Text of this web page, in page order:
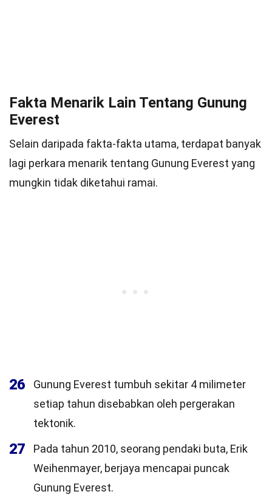
Fakta Menarik Lain Tentang Gunung
Everest
Selain daripada fakta-fakta utama, terdapat banyak
lagi perkara menarik tentang Gunung Everest yang
mungkin tidak diketahui ramai.
26
Gunung Everest tumbuh sekitar 4 milimeter
setiap tahun disebabkan oleh pergerakan
tektonik.
27
Pada tahun 2010, seorang pendaki buta, Erik
Weihenmayer, berjaya mencapai puncak
Gunung Everest.